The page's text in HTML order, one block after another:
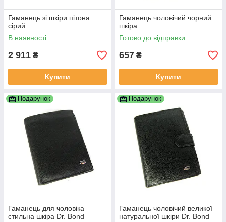
Гаманець зі шкіри пітона
сірий
В наявності
2 911 ₴
Купити
Гаманець чоловічий чорний
шкіра
Готово до відправки
657 ₴
Купити
Подарунок
Гаманець для чоловіка
стильна шкіра Dr. Bond
Подарунок
Гаманець чоловічий великої
натуральної шкіри Dr. Bond